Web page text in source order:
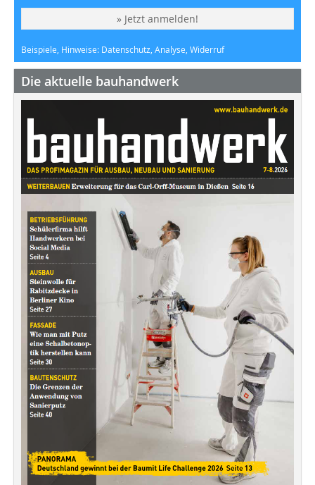
» Jetzt anmelden!
Beispiele, Hinweise: Datenschutz, Analyse, Widerruf
Die aktuelle bauhandwerk